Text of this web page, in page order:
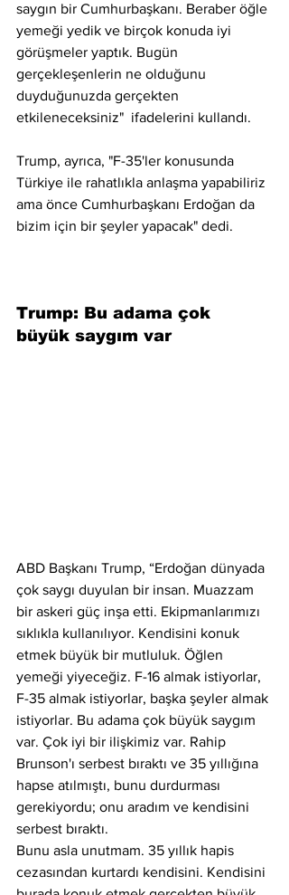
saygın bir Cumhurbaşkanı. Beraber öğle
yemeği yedik ve birçok konuda iyi
görüşmeler yaptık. Bugün
gerçekleşenlerin ne olduğunu
duyduğunuzda gerçekten
etkileneceksiniz"  ifadelerini kullandı.
Trump, ayrıca, "F-35'ler konusunda
Türkiye ile rahatlıkla anlaşma yapabiliriz
ama önce Cumhurbaşkanı Erdoğan da
bizim için bir şeyler yapacak" dedi.
Trump: Bu adama çok
büyük saygım var
ABD Başkanı Trump, “Erdoğan dünyada
çok saygı duyulan bir insan. Muazzam
bir askeri güç inşa etti. Ekipmanlarımızı
sıklıkla kullanılıyor. Kendisini konuk
etmek büyük bir mutluluk. Öğlen
yemeği yiyeceğiz. F-16 almak istiyorlar,
F-35 almak istiyorlar, başka şeyler almak
istiyorlar. Bu adama çok büyük saygım
var. Çok iyi bir ilişkimiz var. Rahip
Brunson'ı serbest bıraktı ve 35 yıllığına
hapse atılmıştı, bunu durdurması
gerekiyordu; onu aradım ve kendisini
serbest bıraktı.
Bunu asla unutmam. 35 yıllık hapis
cezasından kurtardı kendisini. Kendisini